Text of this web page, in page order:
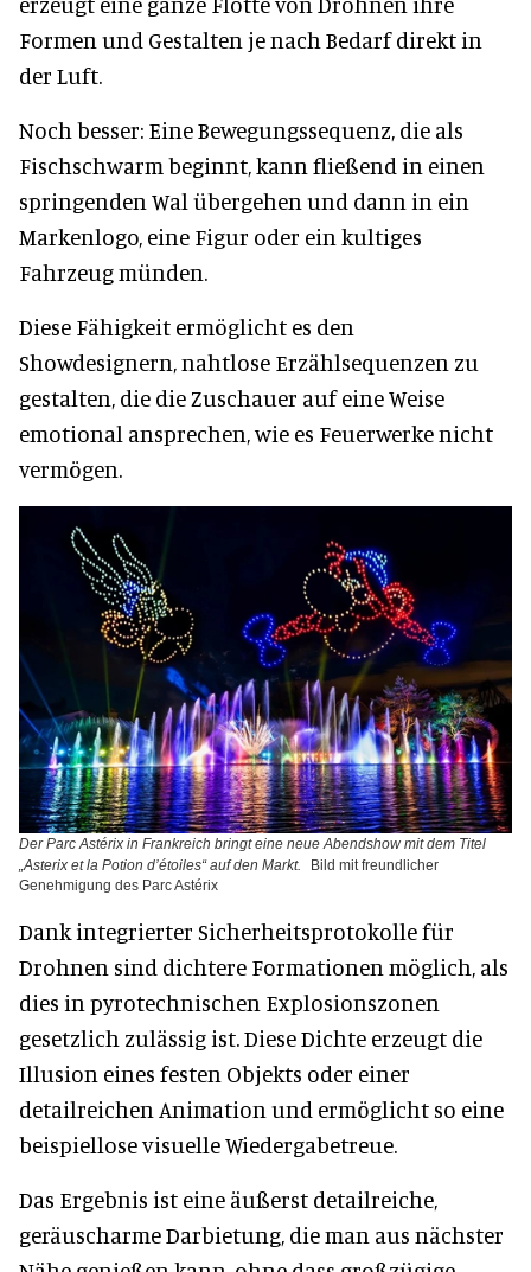
Formen und Gestalten je nach Bedarf direkt in
der Luft.
Noch besser: Eine Bewegungssequenz, die als
Fischschwarm beginnt, kann fließend in einen
springenden Wal übergehen und dann in ein
Markenlogo, eine Figur oder ein kultiges
Fahrzeug münden.
Diese Fähigkeit ermöglicht es den
Showdesignern, nahtlose Erzählsequenzen zu
gestalten, die die Zuschauer auf eine Weise
emotional ansprechen, wie es Feuerwerke nicht
vermögen.
Der Parc Astérix in Frankreich bringt eine neue Abendshow mit dem Titel
„Asterix et la Potion d’étoiles“ auf den Markt.
Bild mit freundlicher
Genehmigung des Parc Astérix
Dank integrierter Sicherheitsprotokolle für
Drohnen sind dichtere Formationen möglich, als
dies in pyrotechnischen Explosionszonen
gesetzlich zulässig ist. Diese Dichte erzeugt die
Illusion eines festen Objekts oder einer
detailreichen Animation und ermöglicht so eine
beispiellose visuelle Wiedergabetreue.
Das Ergebnis ist eine äußerst detailreiche,
geräuscharme Darbietung, die man aus nächster